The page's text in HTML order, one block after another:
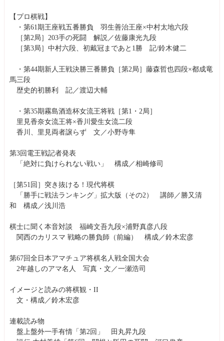
【プロ棋戦】
・第61期王座戦五番勝負 羽生善治王座×中村太地六段
［第2局］203手の死闘 解説／佐藤康光九段
［第3局］中村六段、初戴冠まであと1勝 記/鈴木健二
・第44期新人王戦決勝三番勝負［第2局］藤森哲也四段×都成竜
馬三段
歴史的初勝利 記／渡辺大輔
・第35期霧島酒造杯女流王将戦［第1・2局］
里見香奈女流王将×香川愛生女流二段
香川、里見両者譲らず 文／小野寺隼
第3回電王戦記者発表
「絶対に負けられない戦い」 構成／相崎修司
［第51回］突き抜ける！現代将棋
「勝手に戦法ランキング」拡大版（その2） 講師／勝又清
和 構成／浅川浩
棋士に聞く本音対談 福崎文吾九段×浦野真彦八段
関西のカリスマ 戦略の勝負師（前編） 構成／鈴木宏彦
第67回全日本アマチュア将棋名人戦全国大会
2年越しのアマ名人 写真・文／一瀬浩司
イメージと読みの将棋観・II
文・構成／鈴木宏彦
連載読み物
盤上盤外一手有情「第2回」 田丸昇九段